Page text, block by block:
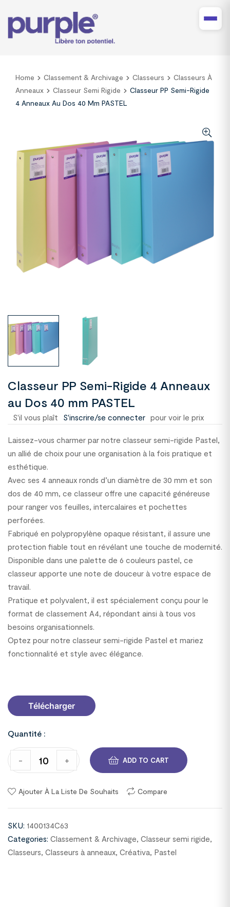
Home Classement & Archivage Classeurs
Classeurs À
Anneaux
Classeur Semi Rigide
Classeur PP Semi-Rigide
4 Anneaux Au Dos 40 Mm PASTEL
Classeur PP Semi-Rigide 4 Anneaux
au Dos 40 mm PASTEL
S'il vous plaît S'inscrire/se connecter pour voir le prix
Laissez-vous charmer par notre classeur semi-rigide Pastel,
un allié de choix pour une organisation à la fois pratique et
esthétique.
Avec ses 4 anneaux ronds d’un diamètre de 30 mm et son
dos de 40 mm, ce classeur offre une capacité généreuse
pour ranger vos feuilles, intercalaires et pochettes
perforées.
Fabriqué en polypropylène opaque résistant, il assure une
protection fiable tout en révélant une touche de modernité.
Disponible dans une palette de 6 couleurs pastel, ce
classeur apporte une note de douceur à votre espace de
travail.
Pratique et polyvalent, il est spécialement conçu pour le
format de classement A4, répondant ainsi à tous vos
besoins organisationnels.
Optez pour notre classeur semi-rigide Pastel et mariez
fonctionnalité et style avec élégance.
Télécharger
Quantité :
- + ADD TO CART
Ajouter À La Liste De Souhaits Compare
SKU: 1400134C63
Categories: Classement & Archivage, Classeur semi rigide,
Classeurs, Classeurs à anneaux, Créativa, Pastel